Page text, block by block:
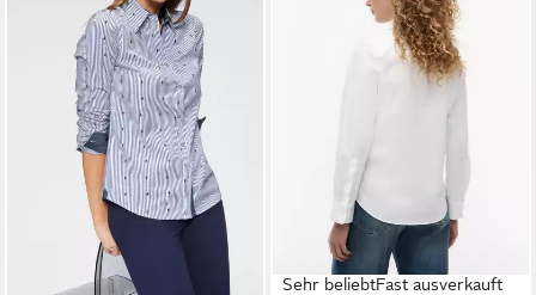
Sehr beliebtFast ausverkauft